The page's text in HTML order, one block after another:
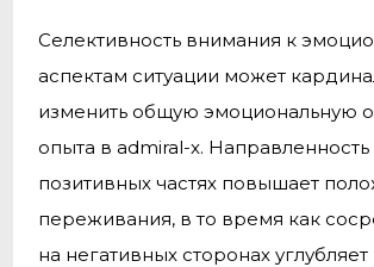
Селективность внимания к
аспектам ситуации может
изменить общую эмоциональную
опыта в admiral-x. Направленность
позитивных частях повышает
переживания, в то время как
на негативных сторонах